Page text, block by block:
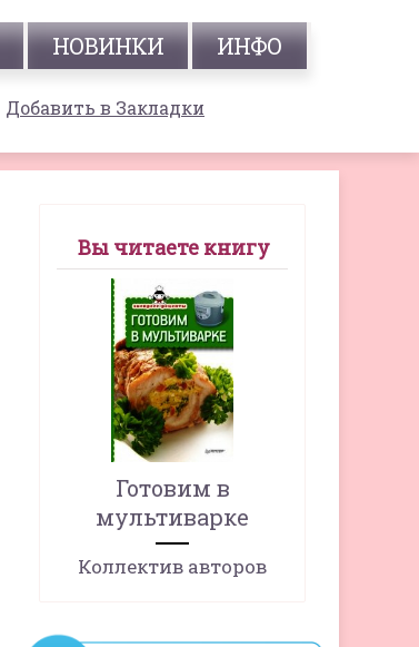
НОВИНКИ ИНФО
Добавить в Закладки
Вы читаете книгу
Готовим в
мультиварке
Коллектив авторов